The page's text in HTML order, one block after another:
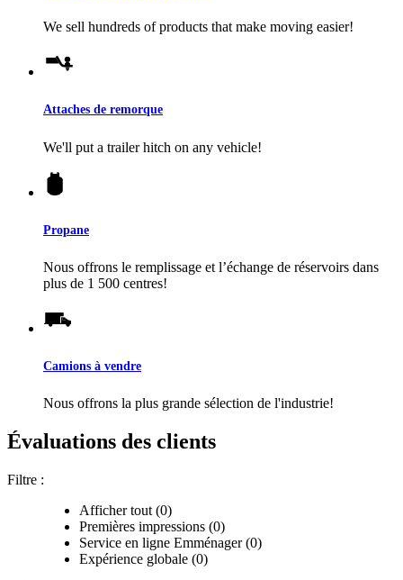
We sell hundreds of products that make moving easier!
Attaches de remorque
We'll put a trailer hitch on any vehicle!
Propane
Nous offrons le remplissage et l’échange de réservoirs dans
plus de 1 500 centres!
Camions à vendre
Nous offrons la plus grande sélection de l'industrie!
Évaluations des clients
Filtre :
Afficher tout (0)
Premières impressions (0)
Service en ligne Emménager (0)
Expérience globale (0)